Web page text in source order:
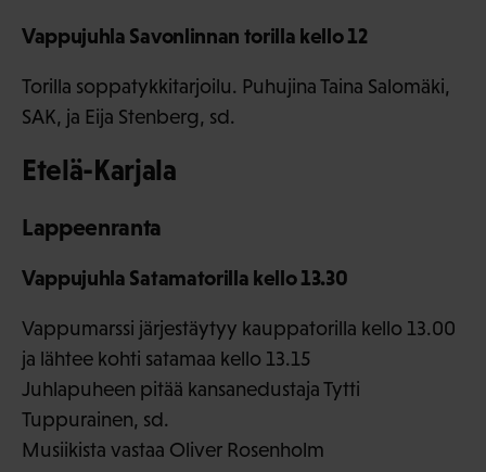
Vappujuhla Savonlinnan torilla kello 12
Torilla soppatykkitarjoilu. Puhujina Taina Salomäki,
SAK, ja Eija Stenberg, sd.
Etelä-Karjala
Lappeenranta
Vappujuhla Satamatorilla kello 13.30
Vappumarssi järjestäytyy kauppatorilla kello 13.00
ja lähtee kohti satamaa kello 13.15
Juhlapuheen pitää kansanedustaja Tytti
Tuppurainen, sd.
Musiikista vastaa Oliver Rosenholm